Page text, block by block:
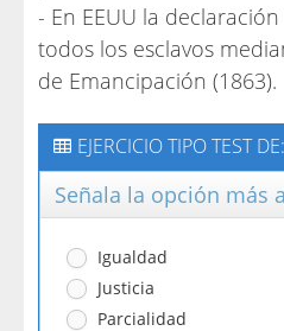
- En EEUU la
todos los esclavos
de Emancipación (1863).
EJERCICIO TIPO TEST
Señala la opción más
Igualdad
Justicia
Parcialidad